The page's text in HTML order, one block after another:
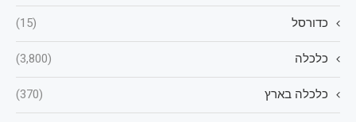
כדורסל (15)
כלכלה (3,800)
כלכלה בארץ (370)